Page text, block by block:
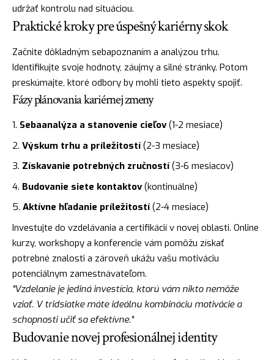
udržať kontrolu nad situáciou.
Praktické kroky pre úspešný kariérny skok
Začnite dôkladným sebapoznaním a analýzou trhu.
Identifikujte svoje hodnoty, záujmy a silné stránky. Potom
preskúmajte, ktoré odbory by mohli tieto aspekty spojiť.
Fázy plánovania kariérnej zmeny
Sebaanalýza a stanovenie cieľov(1-2 mesiace)
Výskum trhu a príležitostí(2-3 mesiace)
Získavanie potrebných zručností(3-6 mesiacov)
Budovanie siete kontaktov(kontinuálne)
Aktívne hľadanie príležitostí(2-4 mesiace)
Investujte do vzdelávania a certifikácií v novej oblasti. Online
kurzy, workshopy a konferencie vám pomôžu získať
potrebné znalosti a zároveň ukážu vašu motiváciu
potenciálnym zamestnávateľom.
"Vzdelanie je jediná investícia, ktorú vám nikto nemôže
vziať. V tridsiatke máte ideálnu kombináciu motivácie a
schopnosti učiť sa efektívne."
Budovanie novej profesionálnej identity